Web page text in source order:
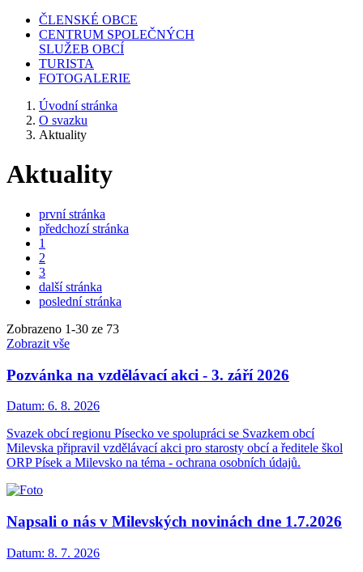
ČLENSKÉ OBCE
CENTRUM SPOLEČNÝCH
SLUŽEB OBCÍ
TURISTA
FOTOGALERIE
Úvodní stránka
O svazku
Aktuality
Aktuality
první stránka
předchozí stránka
1
2
3
další stránka
poslední stránka
Zobrazeno 1-30 ze 73
Zobrazit vše
Pozvánka na vzdělávací akci - 3. září 2026
Datum: 6. 8. 2026
Svazek obcí regionu Písecko ve spolupráci se Svazkem obcí
Milevska připravil vzdělávací akci pro starosty obcí a ředitele škol
ORP Písek a Milevsko na téma - ochrana osobních údajů.
Napsali o nás v Milevských novinách dne 1.7.2026
Datum: 8. 7. 2026